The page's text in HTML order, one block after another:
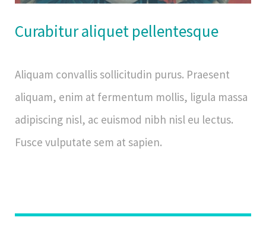
Curabitur aliquet pellentesque
Aliquam convallis sollicitudin purus. Praesent
aliquam, enim at fermentum mollis, ligula massa
adipiscing nisl, ac euismod nibh nisl eu lectus.
Fusce vulputate sem at sapien.